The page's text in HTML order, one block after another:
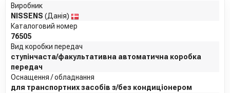
Виробник
NISSENS (Данія)
Каталоговий номер
76505
Вид коробки передач
ступінчаста/факультативна автоматична коробка
передач
Оснащення / обладнання
для транспортних засобів з/без кондиціонером